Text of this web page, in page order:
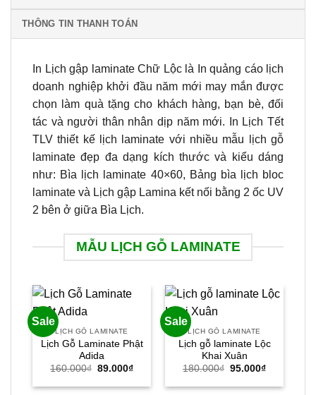
THÔNG TIN THANH TOÁN
In Lịch gập laminate Chữ Lộc là In quảng cáo lịch
doanh nghiệp khởi đầu năm mới may mắn được
chọn làm quà tặng cho khách hàng, bạn bè, đối
tác và người thân nhân dịp năm mới. In Lịch Tết
TLV thiết kế lịch laminate với nhiều mẫu lịch gỗ
laminate đẹp đa dạng kích thước và kiểu dáng
như: Bìa lịch laminate 40×60, Bảng bìa lịch bloc
laminate và Lịch gập Lamina kết nối bằng 2 ốc UV
2 bên ở giữa Bìa Lịch.
MẪU LỊCH GỖ LAMINATE
Sale
LỊCH GỖ LAMINATE
Lịch Gỗ Laminate Phật
Adida
160.000₫ Giá
là:
89.000₫Giá
tại
Sale
LỊCH GỖ LAMINATE
Lịch gỗ laminate Lộc
Khai Xuân
180.000₫ Giá
là:
95.000₫Giá
tại